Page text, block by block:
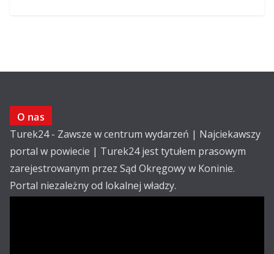
O nas
Turek24 - Zawsze w centrum wydarzeń | Najciekawszy
portal w powiecie | Turek24 jest tytułem prasowym
zarejestrowanym przez Sąd Okręgowy w Koninie.
Portal niezależny od lokalnej władzy.